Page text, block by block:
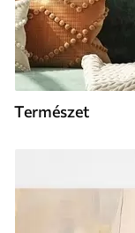
Természet